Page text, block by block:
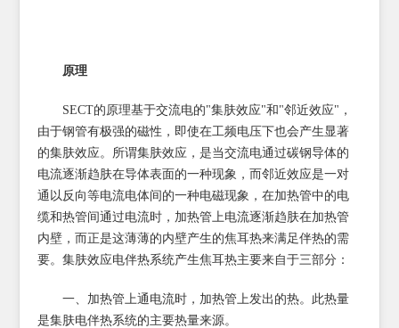
原理
SECT的原理基于交流电的"集肤效应"和"邻近效应"，
由于钢管有极强的磁性，即使在工频电压下也会产生显著
的集肤效应。所谓集肤效应，是当交流电通过碳钢导体的
电流逐渐趋肤在导体表面的一种现象，而邻近效应是一对
通以反向等电流电体间的一种电磁现象，在加热管中的电
缆和热管间通过电流时，加热管上电流逐渐趋肤在加热管
内壁，而正是这薄薄的内壁产生的焦耳热来满足伴热的需
要。集肤效应电伴热系统产生焦耳热主要来自于三部分：
一、加热管上通电流时，加热管上发出的热。此热量
是集肤电伴热系统的主要热量来源。